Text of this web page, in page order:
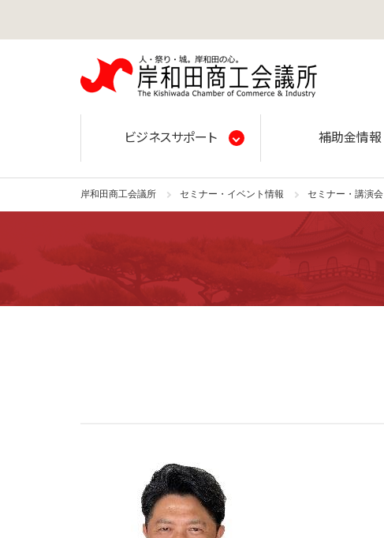
ビジネスサポート 補助金情報
岸和田商工会議所 セミナー・イベント情報 セミナー・講演会